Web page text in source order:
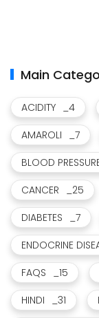
Main
ACIDITY _4
AMAROLI
_7
BLOOD
CANCER
_25
DIABETES
_7
ENDOCRINE
FAQS
_15
HINDI
_31